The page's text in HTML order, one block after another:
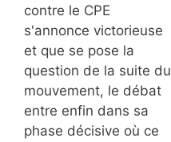
contre le CPE
s'annonce victorieuse
et que se pose la
question de la suite du
mouvement, le débat
entre enfin dans sa
phase décisive où ce